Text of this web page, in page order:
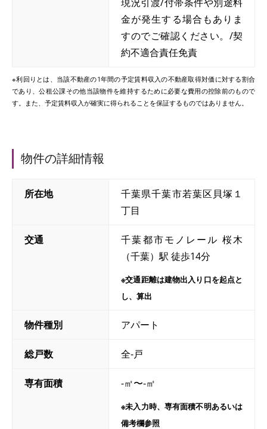
金が発生する場合もありま
すのでご確認ください。/契
約不適合責任免責
※利回りとは、当該不動産の1年間の予定賃料収入の不動産取得対価に対する割合
であり、公租公課その他当該物件を維持するために必要な費用の控除前のもので
す。また、予定賃料収入が確実に得られることを保証するものではありません。
物件の詳細情報
所在地
千葉県千葉市若葉区貝塚１
丁目
交通
千葉都市モノレール 桜木
（千葉）駅 徒歩14分
※交通距離は建物出入り口を起点と
し、算出
物件種別 アパート
総戸数 全-戸
専有面積 -㎡〜-㎡
※未入力時、専有面積不明あるいは
備考欄参照